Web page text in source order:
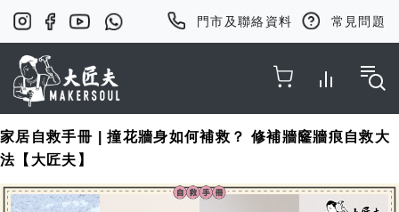
門市及聯絡資料 常見問題
家居自救手冊 | 撞花牆身如何補救？ 修補牆窿牆痕自救大
法【大匠夫】